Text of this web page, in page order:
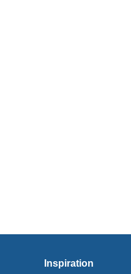
Inspiration